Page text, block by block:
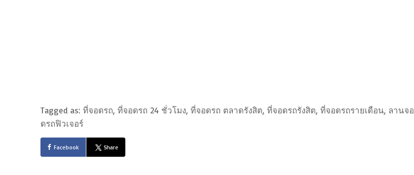
Tagged as: ที่จอดรถ, ที่จอดรถ 24 ชั่วโมง, ที่จอดรถ ตลาดรังสิต, ที่จอดรถรังสิต, ที่จอดรถรายเดือน, ลานจอ
ดรถฟิวเจอร์
Facebook Share